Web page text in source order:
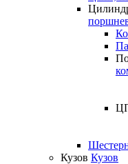
Кузов Кузов